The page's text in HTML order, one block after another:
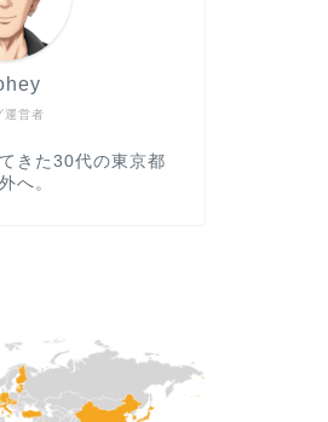
運営者
きた30代の東京都
へ。